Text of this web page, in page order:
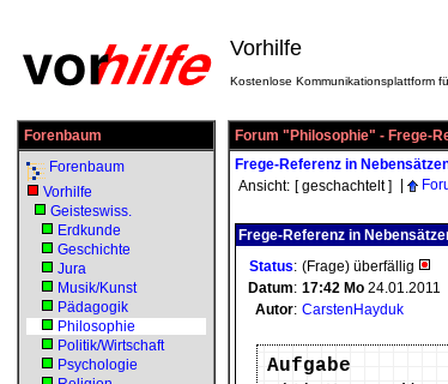
Vorhilfe
Kostenlose Kommunikationsplattform
Forenbaum
Forenbaum
Vorhilfe
Geisteswiss.
Erdkunde
Geschichte
Jura
Musik/Kunst
Pädagogik
Philosophie
Politik/Wirtschaft
Psychologie
Forum "Philosophie" - Frege-
Frege-Referenz in
Ansicht: [ geschachtelt ]
Frege-Referenz in
Status: (Frage) überfällig
Datum: 17:42 Mo 24.01.2011
Autor: CarstenHayduk
Aufgabe